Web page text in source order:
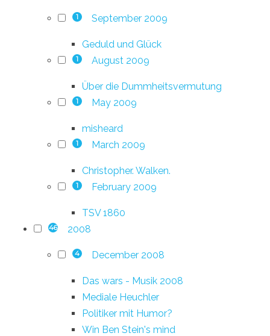
1 September 2009
Geduld und Glück
1 August 2009
Über die Dummheitsvermutung
1 May 2009
misheard
1 March 2009
Christopher. Walken.
1 February 2009
TSV 1860
46 2008
4 December 2008
Das wars - Musik 2008
Mediale Heuchler
Politiker mit Humor?
Win Ben Stein's mind